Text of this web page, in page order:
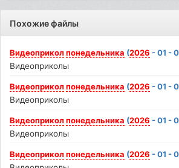
Похожие файлы
Видеоприкол понедельника (2026 - 01 -
Видеоприколы
Видеоприкол понедельника (2026 - 01 -
Видеоприколы
Видеоприкол понедельника (2026 - 01 -
Видеоприколы
Видеоприкол понедельника (2026 - 01 -